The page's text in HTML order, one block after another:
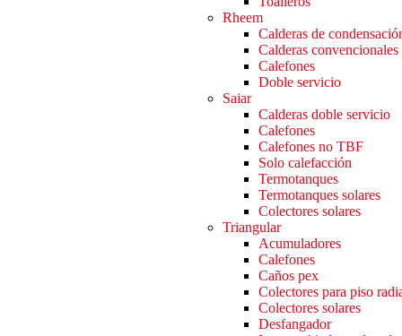
Rheem
Calderas de
Calderas convencionales
Calefones
Doble servicio
Saiar
Calderas doble servicio
Calefones
Calefones no TBF
Solo calefacción
Termotanques
Termotanques solares
Colectores solares
Triangular
Acumuladores
Calefones
Caños pex
Colectores para piso
Colectores solares
Desfangador